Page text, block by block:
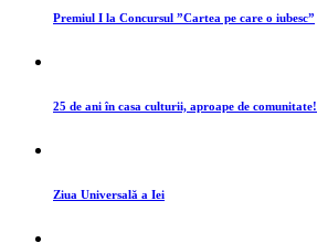
Premiul I la Concursul ”Cartea pe care o iubesc”
25 de ani în casa culturii, aproape de comunitate!
Ziua Universală a Iei